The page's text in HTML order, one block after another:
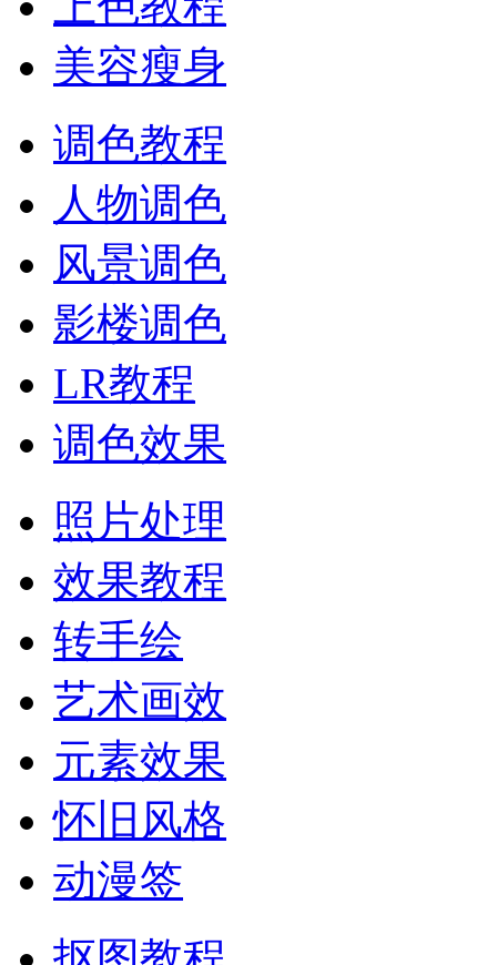
美容瘦身
调色教程
人物调色
风景调色
影楼调色
LR教程
调色效果
照片处理
效果教程
转手绘
艺术画效
元素效果
怀旧风格
动漫签